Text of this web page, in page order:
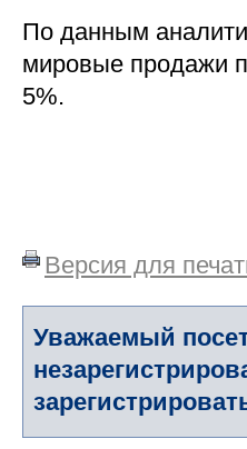
По данным
мировые продажи
5%.
Версия для
Уважаемый